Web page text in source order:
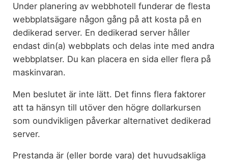
Under planering av webbhotell funderar de flesta
webbplatsägare någon gång på att kosta på en
dedikerad server. En dedikerad server håller
endast din(a) webbplats och delas inte med andra
webbplatser. Du kan placera en sida eller flera på
maskinvaran.
Men beslutet är inte lätt. Det finns flera faktorer
att ta hänsyn till utöver den högre dollarkursen
som oundvikligen påverkar alternativet dedikerad
server.
Prestanda är (eller borde vara) det huvudsakliga